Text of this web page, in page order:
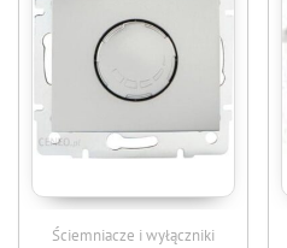
Ściemniacze i wyłączniki